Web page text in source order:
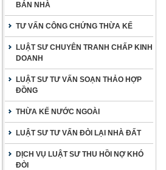
BÁN NHÀ
TƯ VẤN CÔNG CHỨNG THỪA KẾ
LUẬT SƯ CHUYÊN TRANH CHẤP KINH
DOANH
LUẬT SƯ TƯ VẤN SOẠN THẢO HỢP
ĐỒNG
THỪA KẾ NƯỚC NGOÀI
LUẬT SƯ TƯ VẤN ĐÒI LẠI NHÀ ĐẤT
DỊCH VỤ LUẬT SƯ THU HỒI NỢ KHÓ
ĐÒI